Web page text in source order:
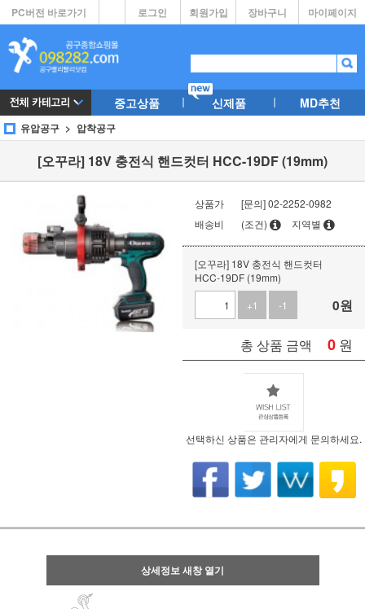
PC버전 바로가기 마이페이지
장바구니
회원가입
로그인
중고상품 신제품 MD추천
유압공구 압착공구
[오꾸라] 18V 충전식 핸드컷터 HCC-19DF (19mm)
상품가
[문의] 02-2252-0982
배송비
(조건) 지역별
[오꾸라] 18V 충전식 핸드컷터
HCC-19DF (19mm)
+1
-1 0원
총 상품 금액 0 원
선택하신 상품은 관리자에게 문의하세요.
상세정보 새창 열기